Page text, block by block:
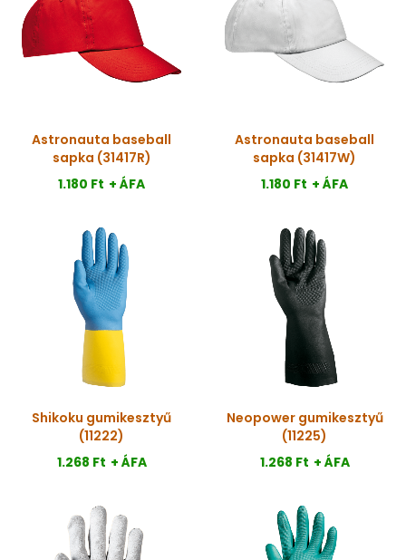
Astronauta baseball
sapka (31417R)
1.180 Ft + ÁFA
Astronauta baseball
sapka (31417W)
1.180 Ft + ÁFA
Shikoku gumikesztyű
(11222)
1.268 Ft + ÁFA
Neopower gumikesztyű
(11225)
1.268 Ft + ÁFA